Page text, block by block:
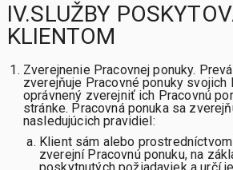
IV.SLUŽBY
KLIENTOM
Zverejnenie Pracovnej ponuky.
zverejňuje Pracovné ponuky svojich
oprávnený zverejniť ich Pracovnú
stránke. Pracovná ponuka sa
nasledujúcich pravidiel:
Klient sám alebo
zverejní Pracovnú ponuku, na